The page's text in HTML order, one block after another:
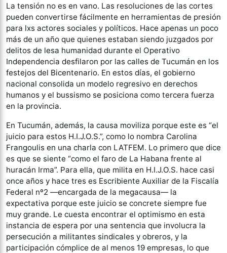
La tensión no es en vano. Las resoluciones de las cortes
pueden convertirse fácilmente en herramientas de presión
para lxs actores sociales y políticos. Hace apenas un poco
más de un año que quienes estaban siendo juzgados por
delitos de lesa humanidad durante el Operativo
Independencia desfilaron por las calles de Tucumán en los
festejos del Bicentenario. En estos días, el gobierno
nacional consolida un modelo regresivo en derechos
humanos y el bussismo se posiciona como tercera fuerza
en la provincia.
En Tucumán, además, la causa moviliza porque este es “el
juicio para estos H.I.J.O.S.”, como lo nombra Carolina
Frangoulis en una charla con LATFEM. Lo primero que dice
es que se siente “como el faro de La Habana frente al
huracán Irma”. Para ella, que milita en H.I.J.O.S. hace casi
once años y hace tres es Escribiente Auxiliar de la Fiscalía
Federal nº2 —encargada de la megacausa— la
expectativa porque este juicio se concrete siempre fue
muy grande. Le cuesta encontrar el optimismo en esta
instancia de espera por una sentencia que involucra la
persecución a militantes sindicales y obreros, y la
participación cómplice de al menos 19 empresas, lo que